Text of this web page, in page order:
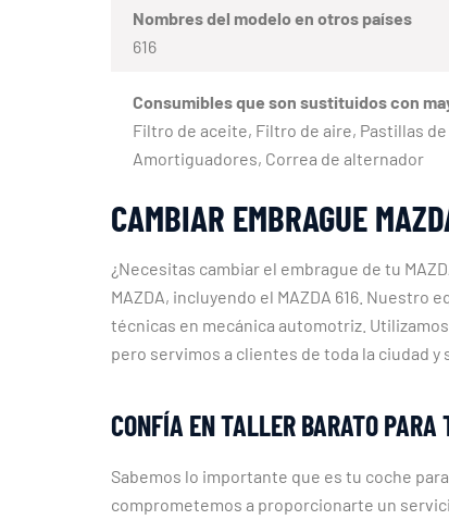
Nombres del modelo en otros países
616
Consumibles que son sustituidos con
Filtro de aceite, Filtro de aire, Pastillas
Amortiguadores, Correa de alternador
CAMBIAR EMBRAGUE
¿Necesitas cambiar el embrague de tu
MAZDA, incluyendo el MAZDA 616.
técnicas en mecánica automotriz.
pero servimos a clientes de toda la ciudad y
CONFÍA EN TALLER BARATO PARA
Sabemos lo importante que es tu coche
comprometemos a proporcionarte un